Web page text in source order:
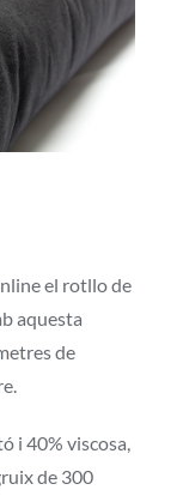
el rotllo de
aquesta
de
i 40% viscosa,
de 300